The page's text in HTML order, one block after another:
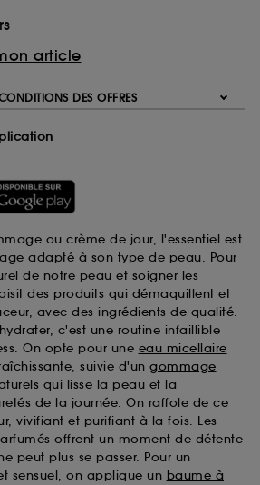
article
DES OFFRES
ou crème de jour, l'essentiel est
adapté à son type de peau. Pour
de notre peau et soigner les
des produits qui démaquillent et
avec des ingrédients de qualité.
c'est une routine infaillible
On opte pour une eau micellaire
suivie d'un gommage
qui lisse la peau et la
de la journée. On raffole de ce
vivifiant et purifiant à la fois. Les
offrent un moment de détente
peut plus se passer. Pour un
sensuel, on applique un baume à